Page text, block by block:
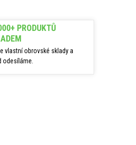
PRODUKTŮ
vlastní obrovské sklady a
odesíláme.